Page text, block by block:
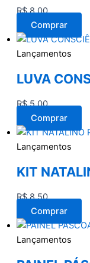
R$8,00
Comprar
Lançamentos
LUVA
R$5,00
Comprar
Lançamentos
KIT
R$8,50
Comprar
Lançamentos